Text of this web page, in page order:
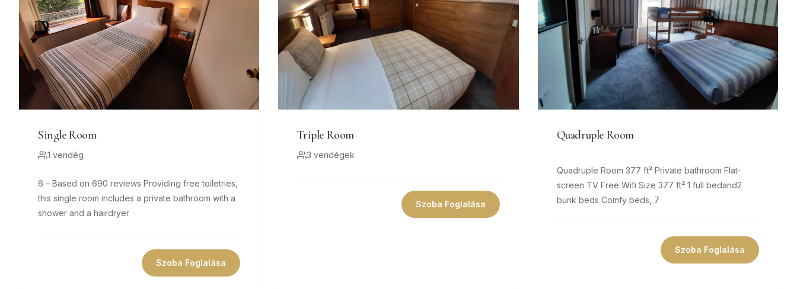
Single Room
1 vendég
6 – Based on 690 reviews Providing free toiletries,
this single room includes a private bathroom with a
shower and a hairdryer
Szoba Foglalása
Triple Room
3 vendégek
Szoba Foglalása
Quadruple Room
Quadruple Room 377 ft² Private bathroom Flat-
screen TV Free Wifi Size 377 ft² 1 full bedand2
bunk beds Comfy beds, 7
Szoba Foglalása